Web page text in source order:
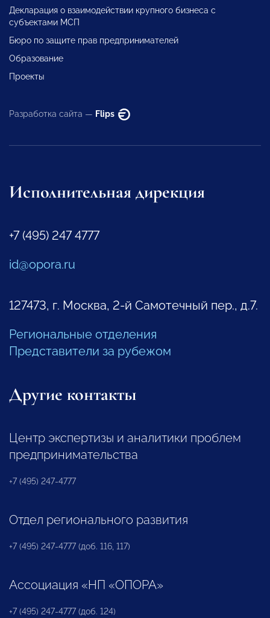
Декларация о взаимодействии крупного бизнеса с
субъектами МСП
Бюро по защите прав предпринимателей
Образование
Проекты
Разработка сайта — Flips
Исполнительная дирекция
+7 (495) 247 4777
id@opora.ru
127473, г. Москва, 2-й Самотечный пер., д.7.
Региональные отделения
Представители за рубежом
Другие контакты
Центр экспертизы и аналитики проблем
предпринимательства
+7 (495) 247-4777
Отдел регионального развития
+7 (495) 247-4777 (доб. 116, 117)
Ассоциация «НП «ОПОРА»
+7 (495) 247-4777 (доб. 124)